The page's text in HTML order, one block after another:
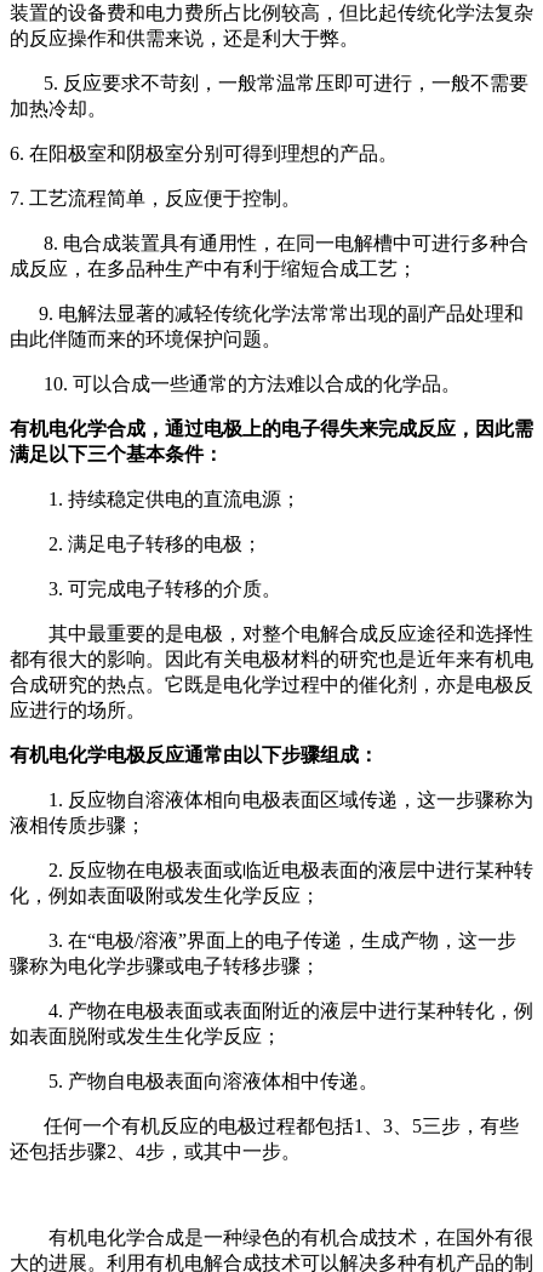
装置的设备费和电力费所占比例较高，但比起传统化学法复杂
的反应操作和供需来说，还是利大于弊。
5. 反应要求不苛刻，一般常温常压即可进行，一般不需要
加热冷却。
6. 在阳极室和阴极室分别可得到理想的产品。
7. 工艺流程简单，反应便于控制。
8. 电合成装置具有通用性，在同一电解槽中可进行多种合
成反应，在多品种生产中有利于缩短合成工艺；
9. 电解法显著的减轻传统化学法常常出现的副产品处理和
由此伴随而来的环境保护问题。
10. 可以合成一些通常的方法难以合成的化学品。
有机电化学合成，通过电极上的电子得失来完成反应，因此需
满足以下三个基本条件：
1. 持续稳定供电的直流电源；
2. 满足电子转移的电极；
3. 可完成电子转移的介质。
其中最重要的是电极，对整个电解合成反应途径和选择性
都有很大的影响。因此有关电极材料的研究也是近年来有机电
合成研究的热点。它既是电化学过程中的催化剂，亦是电极反
应进行的场所。
有机电化学电极反应通常由以下步骤组成：
1. 反应物自溶液体相向电极表面区域传递，这一步骤称为
液相传质步骤；
2. 反应物在电极表面或临近电极表面的液层中进行某种转
化，例如表面吸附或发生化学反应；
3. 在“电极/溶液”界面上的电子传递，生成产物，这一步
骤称为电化学步骤或电子转移步骤；
4. 产物在电极表面或表面附近的液层中进行某种转化，例
如表面脱附或发生生化学反应；
5. 产物自电极表面向溶液体相中传递。
任何一个有机反应的电极过程都包括1、3、5三步，有些
还包括步骤2、4步，或其中一步。
有机电化学合成是一种绿色的有机合成技术，在国外有很
大的进展。利用有机电解合成技术可以解决多种有机产品的制